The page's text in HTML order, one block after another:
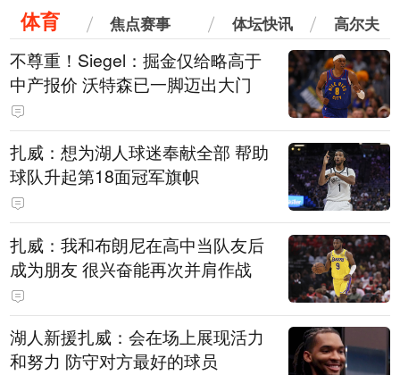
体育 焦点赛事 体坛快讯 高尔夫
不尊重！Siegel：掘金仅给略高于
中产报价 沃特森已一脚迈出大门
扎威：想为湖人球迷奉献全部 帮助
球队升起第18面冠军旗帜
扎威：我和布朗尼在高中当队友后
成为朋友 很兴奋能再次并肩作战
湖人新援扎威：会在场上展现活力
和努力 防守对方最好的球员